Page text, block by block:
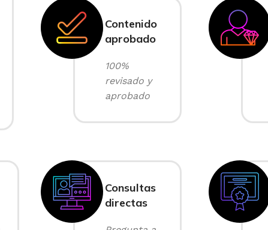
Contenido
aprobado
100%
revisado y
aprobado
Consultas
directas